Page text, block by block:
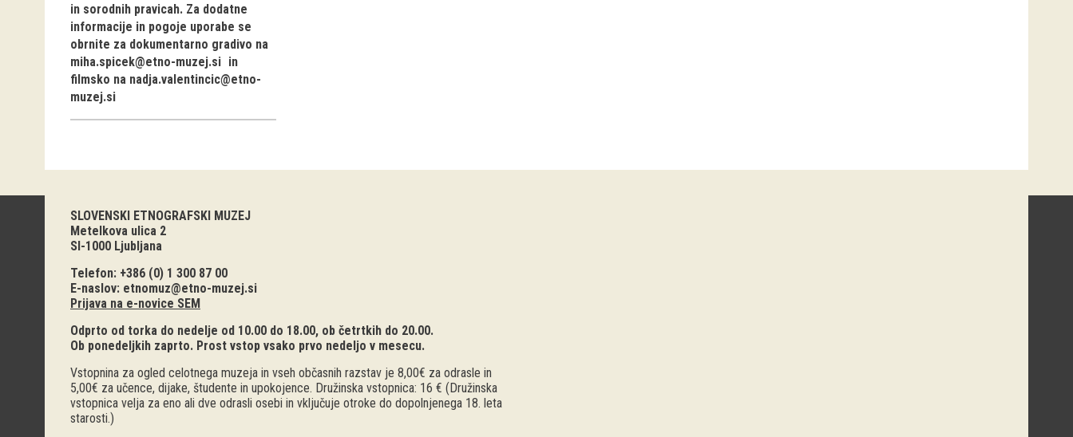
in sorodnih pravicah. Za dodatne
informacije in pogoje uporabe se
obrnite za dokumentarno gradivo na
miha.spicek@etno-muzej.si in
filmsko na nadja.valentincic@etno-
muzej.si
SLOVENSKI ETNOGRAFSKI MUZEJ
Metelkova ulica 2
SI-1000 Ljubljana
Telefon: +386 (0) 1 300 87 00
E-naslov: etnomuz@etno-muzej.si
Prijava na e-novice SEM
Odprto od torka do nedelje od 10.00 do 18.00, ob četrtkih do 20.00.
Ob ponedeljkih zaprto. Prost vstop vsako prvo nedeljo v mesecu.
Vstopnina za ogled celotnega muzeja in vseh občasnih razstav je 8,00€ za odrasle in
5,00€ za učence, dijake, študente in upokojence. Družinska vstopnica: 16 € (Družinska
vstopnica velja za eno ali dve odrasli osebi in vključuje otroke do dopolnjenega 18. leta
starosti.)